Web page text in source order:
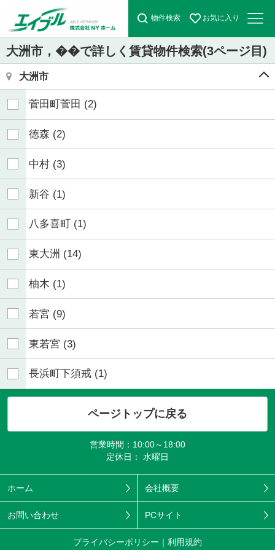
物件検索 お気に入り
大洲市，��で詳しく賃貸物件検索(3ページ目)
大洲市
菅田町菅田 (2)
徳森 (2)
中村 (3)
新谷 (1)
八多喜町 (1)
東大洲 (14)
柚木 (1)
若宮 (9)
東若宮 (3)
長浜町下須戒 (1)
ページトップに戻る
営業時間：10:00～18:00
定休日： 水曜日
ホーム 会社概要
お問い合わせ PCサイト
プライバシーポリシー 利用規約